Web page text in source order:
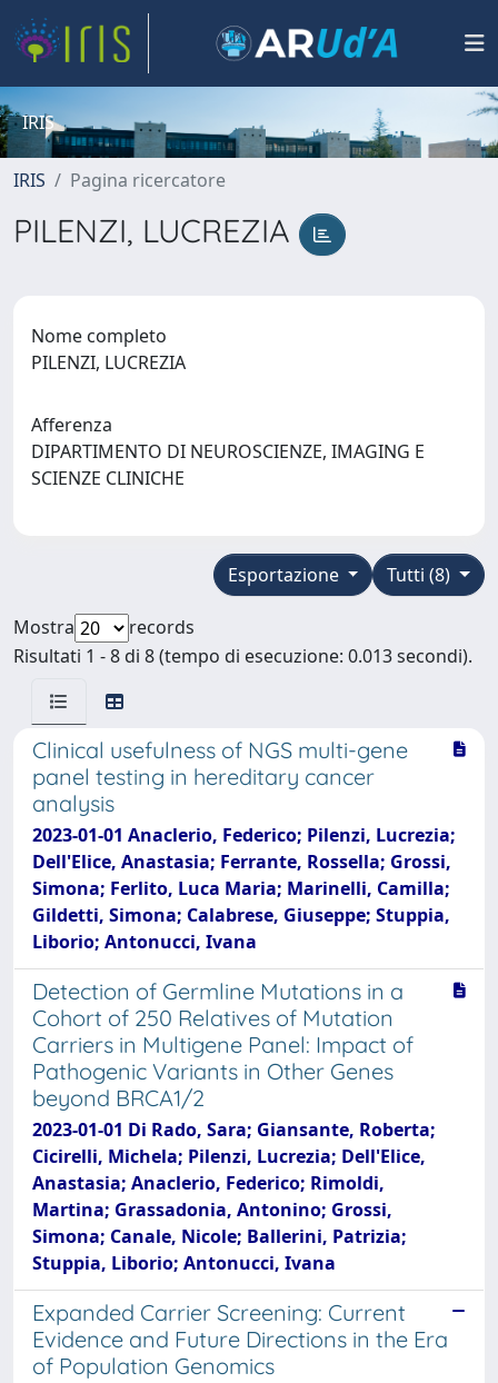
IRIS
IRIS Pagina ricercatore
PILENZI, LUCREZIA
Nome completo
PILENZI, LUCREZIA
Afferenza
DIPARTIMENTO DI NEUROSCIENZE, IMAGING E
SCIENZE CLINICHE
Tutti (8)
Esportazione
Mostra
records
Risultati 1 - 8 di 8 (tempo di esecuzione: 0.013 secondi).
Clinical usefulness of NGS multi-gene
panel testing in hereditary cancer
analysis
2023-01-01 Anaclerio, Federico; Pilenzi, Lucrezia;
Dell'Elice, Anastasia; Ferrante, Rossella; Grossi,
Simona; Ferlito, Luca Maria; Marinelli, Camilla;
Gildetti, Simona; Calabrese, Giuseppe; Stuppia,
Liborio; Antonucci, Ivana
Detection of Germline Mutations in a
Cohort of 250 Relatives of Mutation
Carriers in Multigene Panel: Impact of
Pathogenic Variants in Other Genes
beyond BRCA1/2
2023-01-01 Di Rado, Sara; Giansante, Roberta;
Cicirelli, Michela; Pilenzi, Lucrezia; Dell'Elice,
Anastasia; Anaclerio, Federico; Rimoldi,
Martina; Grassadonia, Antonino; Grossi,
Simona; Canale, Nicole; Ballerini, Patrizia;
Stuppia, Liborio; Antonucci, Ivana
Expanded Carrier Screening: Current
Evidence and Future Directions in the Era
of Population Genomics